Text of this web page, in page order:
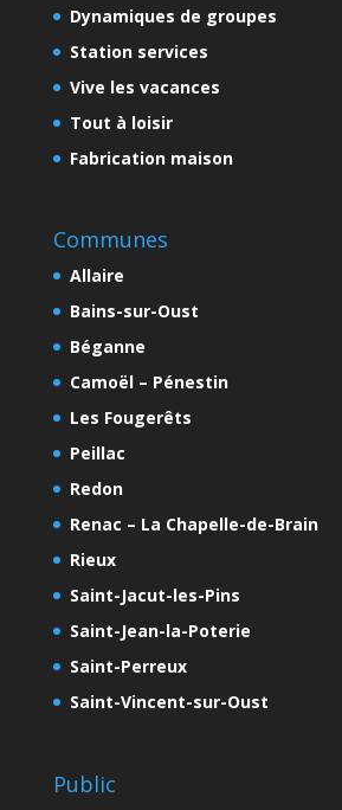
Dynamiques de groupes
Station services
Vive les vacances
Tout à loisir
Fabrication maison
Communes
Allaire
Bains-sur-Oust
Béganne
Camoël – Pénestin
Les Fougerêts
Peillac
Redon
Renac – La Chapelle-de-Brain
Rieux
Saint-Jacut-les-Pins
Saint-Jean-la-Poterie
Saint-Perreux
Saint-Vincent-sur-Oust
Public